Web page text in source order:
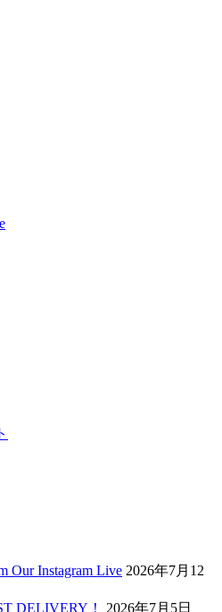
Our Instagram Live 2026年7月12
DELIVERY！
2026年7月5日